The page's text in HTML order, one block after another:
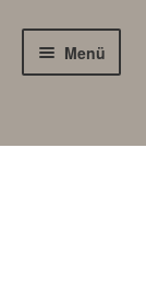
Menü